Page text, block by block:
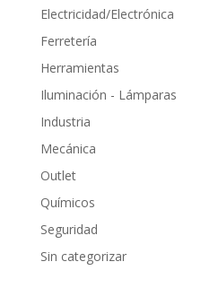
Electricidad/Electrónica
Ferretería
Herramientas
Iluminación - Lámparas
Industria
Mecánica
Outlet
Químicos
Seguridad
Sin categorizar